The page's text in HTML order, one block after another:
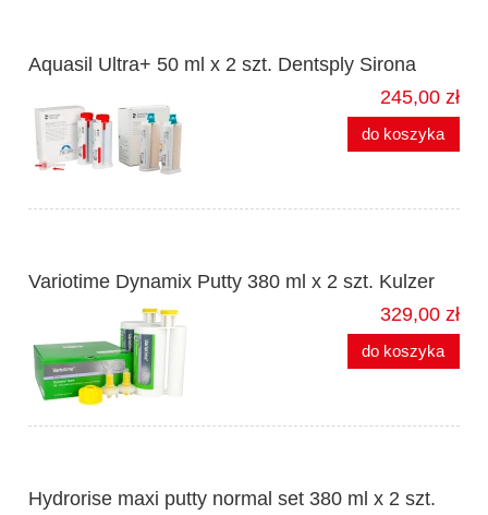
Aquasil Ultra+ 50 ml x 2 szt. Dentsply Sirona
245,00 zł
do koszyka
Variotime Dynamix Putty 380 ml x 2 szt. Kulzer
329,00 zł
do koszyka
Hydrorise maxi putty normal set 380 ml x 2 szt.